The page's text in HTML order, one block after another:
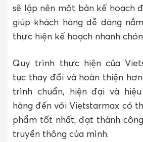
sẽ lập nên một bản kế hoạch
giúp khách hàng dễ dàng
thực hiện kế hoạch nhanh
Quy trình thực hiện của
tục thay đổi và hoàn thiện
trình chuẩn, hiện đại và
hàng đến với Vietstarmax có
phẩm tốt nhất, đạt thành
truyền thông của mình.